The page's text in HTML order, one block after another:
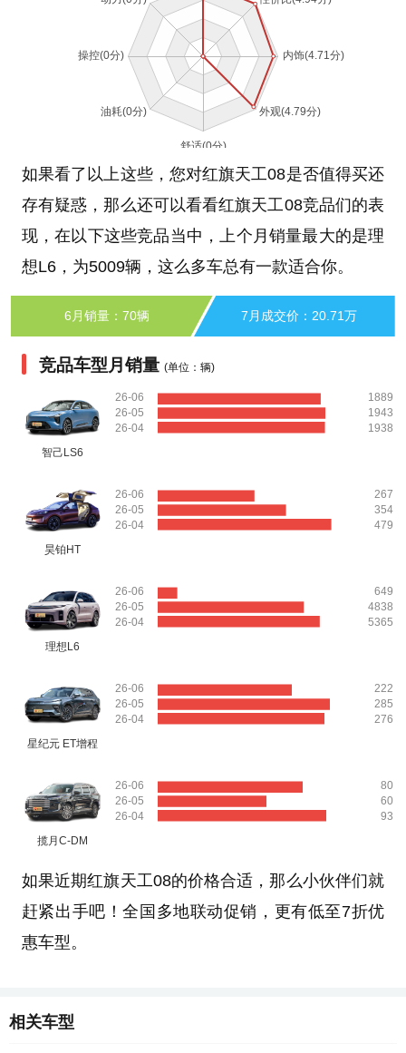
如果看了以上这些，您对红旗天工08是否值得买还
存有疑惑，那么还可以看看红旗天工08竞品们的表
现，在以下这些竞品当中，上个月销量最大的是理
想L6，为5009辆，这么多车总有一款适合你。
6月销量：70辆 7月成交价：20.71万
竞品车型月销量 (单位：辆)
智己LS6
26-06
26-05
26-04
1889
1943
1938
昊铂HT
26-06
26-05
26-04
267
354
479
理想L6
26-06
26-05
26-04
649
4838
5365
星纪元 ET增程
26-06
26-05
26-04
222
285
276
揽月C-DM
26-06
26-05
26-04
80
60
93
如果近期红旗天工08的价格合适，那么小伙伴们就
赶紧出手吧！全国多地联动促销，更有低至7折优
惠车型。
相关车型